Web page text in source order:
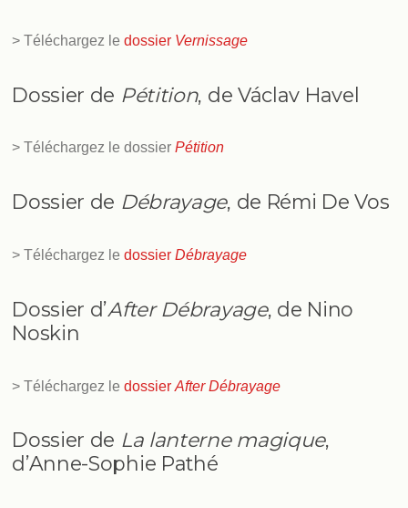
> Téléchargez ledossier Vernissage
Dossier de Pétition, de Václav Havel
> Téléchargez le dossierPétition
Dossier de Débrayage, de Rémi De Vos
> Téléchargez ledossierDébrayage
Dossier d’After Débrayage, de Nino
Noskin
> Téléchargez ledossierAfter Débrayage
Dossier de La lanterne magique,
d’Anne-Sophie Pathé